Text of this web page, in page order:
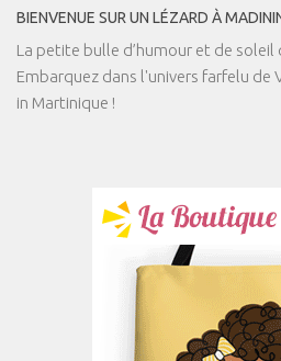
BIENVENUE SUR UN LÉZARD À
La petite bulle d’humour et de
Embarquez dans l'univers farfelu de
in Martinique !